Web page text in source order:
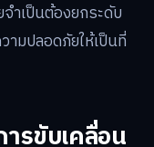
ำเป็นต้องยกระดับ
มปลอดภัยให้เป็นที่
ารขับเคลื่อน